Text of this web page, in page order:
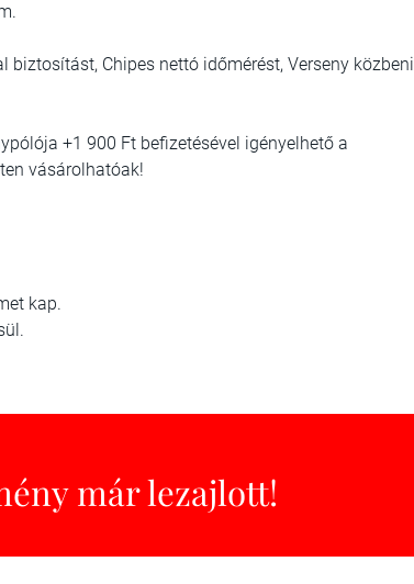
biztosítást, Chipes nettó időmérést, Verseny közbeni
+1 900 Ft befizetésével igényelhető a
vásárolhatóak!
kap.
már lezajlott!